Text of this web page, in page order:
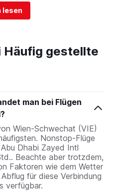
lesen
Häufig gestellte
man bei Flügen
Wien-Schwechat (VIE)
Nonstop-Flüge
Dhabi Zayed Intl
Beachte aber trotzdem,
Faktoren wie dem Wetter
für diese Verbindung
verfügbar.